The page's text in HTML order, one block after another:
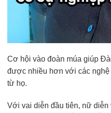
Cơ hội vào đoàn múa giúp
được nhiều hơn với các
từ họ.
Với vai diễn đầu tiên, nữ diễn